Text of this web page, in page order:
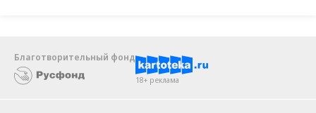
В «БалалайкерЪ» (выпускает балалайки, колесные
лиры и музыкальные аксессуары)
Благотворительный фонд
18+ реклама